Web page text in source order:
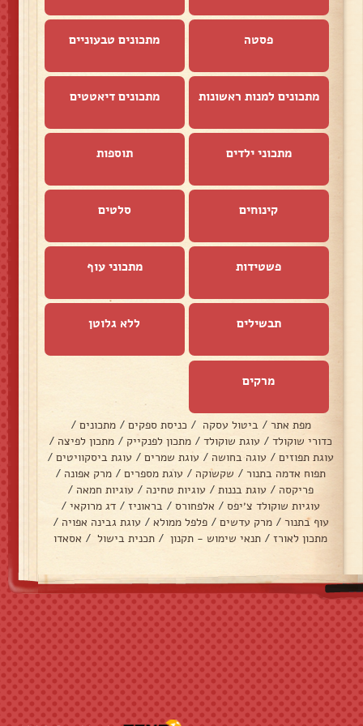
פסטה מתכונים טבעוניים
מתכונים למנות ראשונות מתכונים דיאטטים
מתכוני ילדים תוספות
קינוחים סלטים
פשטידות מתכוני עוף
תבשילים ללא גלוטן
מרקים
מפת אתר / ביטול עסקה / כניסת ספקים / מתכונים /
כדורי שוקולד / עוגת שוקולד / מתכון לפנקייק / מתכון לפיצה /
עוגת תפוזים / עוגה בחושה / עוגת שמרים / עוגת ביסקוויטים /
תפוח אדמה בתנור / שקשוקה / עוגת מספרים / מרק אפונה /
פריקסה / עוגת בננות / עוגיות טחינה / עוגיות חמאה /
עוגיות שוקולד צ׳יפס / אלפחורס / בראוניז / דג מרוקאי /
עוף בתנור / מרק עדשים / פלפל ממולא / עוגת גבינה אפויה /
מתכון לאורז / תנאי שימוש - תקנון / תכנית בישול / אסאדו